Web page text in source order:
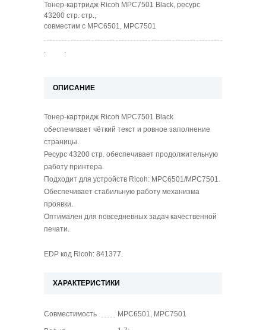
Тонер-картридж Ricoh MPC7501 Black, ресурс
43200 стр. стр.,
совместим с MPC6501, MPC7501
: :
ОПИСАНИЕ
Тонер-картридж Ricoh MPC7501 Black
обеспечивает чёткий текст и ровное заполнение
страницы.
Ресурс 43200 стр. обеспечивает продолжительную
работу принтера.
Подходит для устройств Ricoh: MPC6501/MPC7501.
Обеспечивает стабильную работу механизма
проявки.
Оптимален для повседневных задач качественной
печати.
EDP код Ricoh: 841377.
ХАРАКТЕРИСТИКИ
Совместимость MPC6501, MPC7501